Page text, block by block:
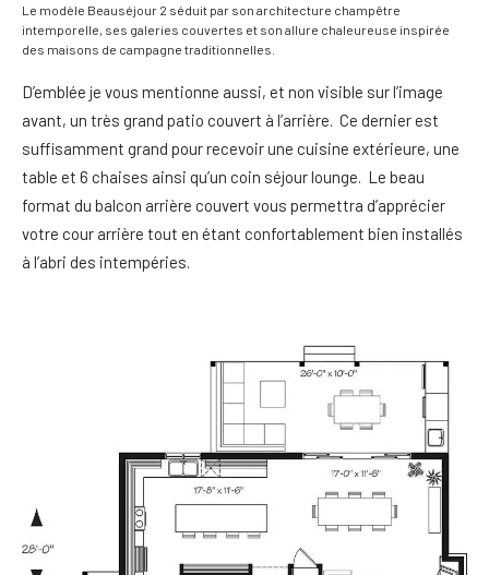
Le modèle Beauséjour 2 séduit par son architecture champêtre
intemporelle, ses galeries couvertes et son allure chaleureuse inspirée
des maisons de campagne traditionnelles.
D’emblée je vous mentionne aussi, et non visible sur l’image
avant, un très grand patio couvert à l’arrière. Ce dernier est
suffisamment grand pour recevoir une cuisine extérieure, une
table et 6 chaises ainsi qu’un coin séjour lounge. Le beau
format du balcon arrière couvert vous permettra d’apprécier
votre cour arrière tout en étant confortablement bien installés
à l’abri des intempéries.